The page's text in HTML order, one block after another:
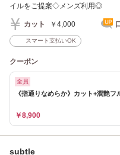
イルをご提案◇メンズ利用◎
カット ￥4,000
スマート支払いOK
クーポン
全員
《指通りなめらか》カット+潤艶
￥8,900
subtle